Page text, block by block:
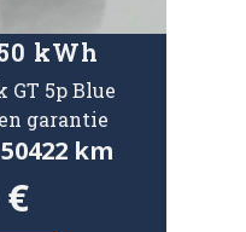
kWh
GT 5p Blue
garantie
50422 km